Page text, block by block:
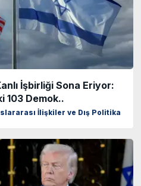
İşbirliği Sona Eriyor:
103 Demok..
İlişkiler ve Dış Politika